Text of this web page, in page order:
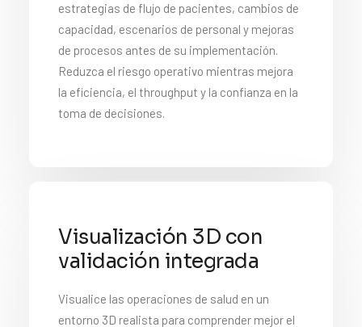
estrategias de flujo de pacientes, cambios de
capacidad, escenarios de personal y mejoras
de procesos antes de su implementación.
Reduzca el riesgo operativo mientras mejora
la eficiencia, el throughput y la confianza en la
toma de decisiones.
Visualización 3D con
validación integrada
Visualice las operaciones de salud en un
entorno 3D realista para comprender mejor el